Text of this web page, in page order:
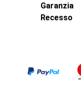
Garanzia
Recesso